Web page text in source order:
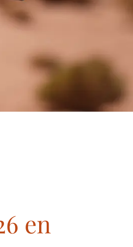
en